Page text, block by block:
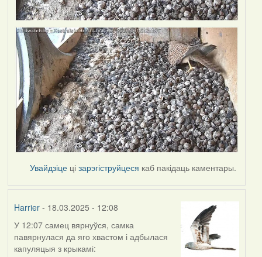
Увайдзіце цізарэгіструйцеся каб пакідаць каментары.
Harrier- 18.03.2025 - 12:08
У 12:07 самец вярнуўся, самка
павярнулася да яго хвастом і адбылася
капуляцыя з крыкамі: